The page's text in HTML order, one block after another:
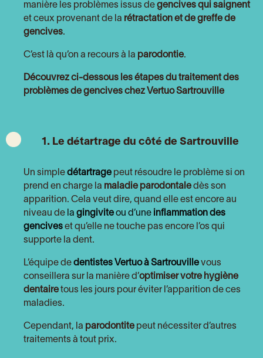
manière les problèmes issus de gencives qui saignent
et ceux provenant de la rétractation et de greffe de
gencives.
C’est là qu’on a recours à la parodontie.
Découvrez ci-dessous les étapes du traitement des
problèmes de gencives chez Vertuo Sartrouville
1. Le détartrage du côté de Sartrouville
Un simple détartrage peut résoudre le problème si on
prend en charge la maladie parodontale dès son
apparition. Cela veut dire, quand elle est encore au
niveau de la gingivite ou d’une inflammation des
gencives et qu’elle ne touche pas encore l’os qui
supporte la dent.
L’équipe de dentistes Vertuo à Sartrouville vous
conseillera sur la manière d’optimiser votre hygiène
dentaire tous les jours pour éviter l’apparition de ces
maladies.
Cependant, la parodontite peut nécessiter d’autres
traitements à tout prix.